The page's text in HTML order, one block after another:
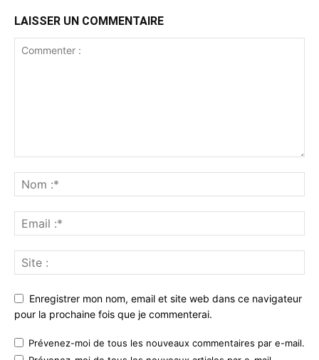
LAISSER UN COMMENTAIRE
Enregistrer mon nom, email et site web dans ce navigateur
pour la prochaine fois que je commenterai.
Prévenez-moi de tous les nouveaux commentaires par e-mail.